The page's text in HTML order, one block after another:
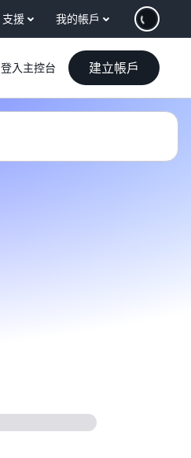
支援 我的帳戶
登入主控台 建立帳戶